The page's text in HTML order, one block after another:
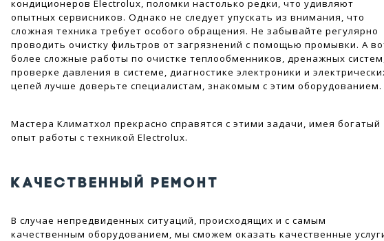
кондиционеров Electrolux, поломки настолько редки, что удивляют
опытных сервисников. Однако не следует упускать из внимания, что
сложная техника требует особого обращения. Не забывайте регулярно
проводить очистку фильтров от загрязнений с помощью промывки. А
более сложные работы по очистке теплообменников, дренажных
проверке давления в системе, диагностике электроники и
цепей лучше доверьте специалистам, знакомым с этим оборудованием.
Мастера Климатхол прекрасно справятся с этими задачи, имея богатый
опыт работы с техникой Electrolux.
КАЧЕСТВЕННЫЙ РЕМОНТ
В случае непредвиденных ситуаций, происходящих и с самым
качественным оборудованием, мы сможем оказать качественные